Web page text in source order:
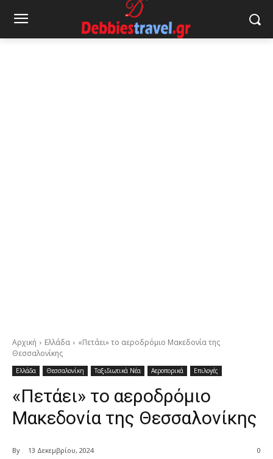
Αρχική Ελλάδα
«Πετάει» το αεροδρόμιο Μακεδονία της
Θεσσαλονίκης
Ελλάδα Θεσσαλονίκη Ταξιδιωτικά Νέα Αεροπορικά Επιλογές
«Πετάει» το αεροδρόμιο
Μακεδονία της Θεσσαλονίκης
By 13 Δεκεμβρίου, 2024 0